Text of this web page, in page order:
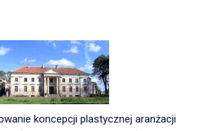
koncepcji plastycznej aranżacji